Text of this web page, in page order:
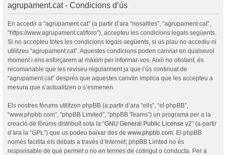
agrupament.cat - Condicions d’ús
En accedir a “agrupament.cat” (a partir d’ara “nosaltres”, “agrupament.cat”,
“https://www.agrupament.cat/foro”), accepteu les condicions legals següents.
Si no accepteu totes les condicions legals següents, si us plau no accediu ni
utilitzeu “agrupament.cat”. Aquestes condicions poden canviar en qualsevol
moment i ens esforçarem al màxim per informar-vos. Això no obstant, és
recomanable que les reviseu regularment ja que l’ús continuat de
“agrupament.cat” després que aquestes canvïin implica que les accepteu a
mesura que s’actualitzen o s’esmenen.
Els nostres fòrums utilitzen phpBB (a partir d’ara “ells”, “el phpBB”,
“www.phpbb.com”, “phpBB Limited”, “phpBB Teams”) un programa per a la
creació de fòrums distribuït sota la “GNU General Public License v2” (a partir
d’ara la “GPL”) que us podeu baixar des de www.phpbb.com . El phpBB
només facilita els debats a través d’Internet; phpBB Limted no és
responsable de què permet o no en termes de cotingut o conducta. Per a